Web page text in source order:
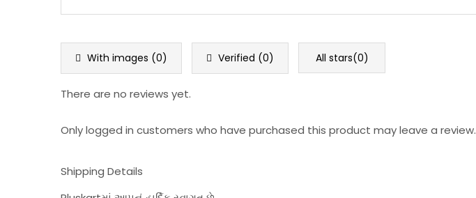
out
of
With images (0) Verified (0) All stars(0)
There are no reviews yet.
Only logged in customers who have purchased this product may leave a review.
Shipping Details